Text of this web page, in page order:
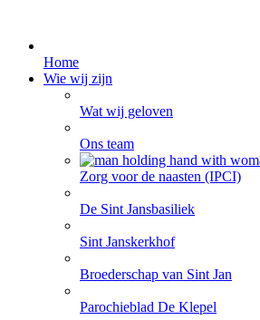
Home
Wie wij zijn
Wat wij geloven
Ons team
Zorg voor de naasten (IPCI)
De Sint Jansbasiliek
Sint Janskerkhof
Broederschap van Sint Jan
Parochieblad De Klepel